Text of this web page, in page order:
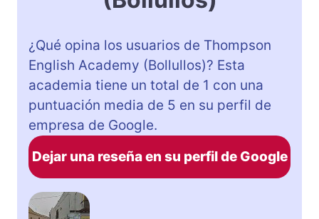
¿Qué opina los usuarios de Thompson
English Academy (Bollullos)? Esta
academia tiene un total de 1 con una
puntuación media de 5 en su perfil de
empresa de Google.
Dejar una reseña en su perfil de Google